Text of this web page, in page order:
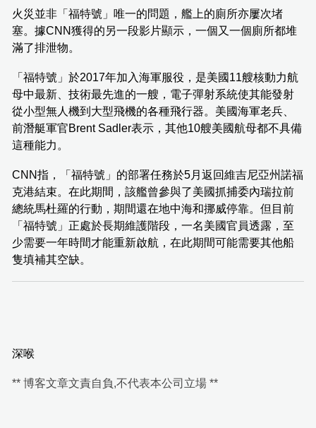
火災並非「福特號」唯一的問題，艦上的廁所亦屢次堵
塞。據CNN獲得的另一段影片顯示，一個又一個廁所都堆
滿了排泄物。
「福特號」於2017年加入海軍服役，是美國11艘核動力航
母中最新、技術最先進的一艘，電子彈射系統使其能發射
從小型無人機到大型飛機的各種飛行器。美國海軍老兵、
前潛艇軍官Brent Sadler表示，其他10艘美國航母都不具備
這種能力。
CNN指，「福特號」的部署任務於5月返回維吉尼亞州諾福
克港結束。在此期間，該艦曾參與了美國抓捕委內瑞拉前
總統馬杜羅的行動，期間還在地中海和挪威停靠。但目前
「福特號」正處於長期維護階段，一名美國官員透露，至
少需要一年時間才能重新啟航，在此期間可能需要其他船
隻填補其空缺。
深喉
** 博客文章文責自負,不代表本公司立場 **